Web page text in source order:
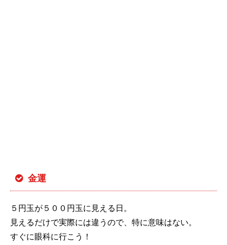
金運
５円玉が５００円玉に見える日。
見えるだけで実際には違うので、特に意味はない。
すぐに眼科に行こう！